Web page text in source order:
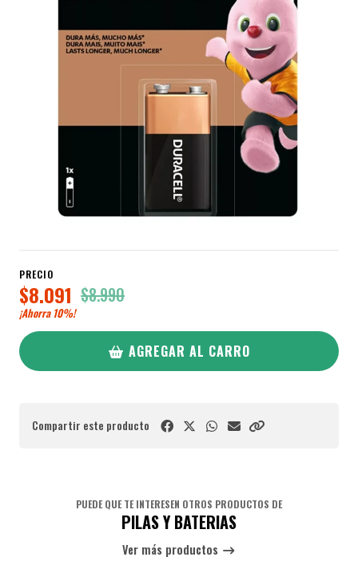
PRECIO
$8.091 $8.990
¡Ahorra 10%!
AGREGAR AL CARRO
Compartir este producto
PUEDE QUE TE INTERESEN OTROS PRODUCTOS DE
PILAS Y BATERIAS
Ver más productos